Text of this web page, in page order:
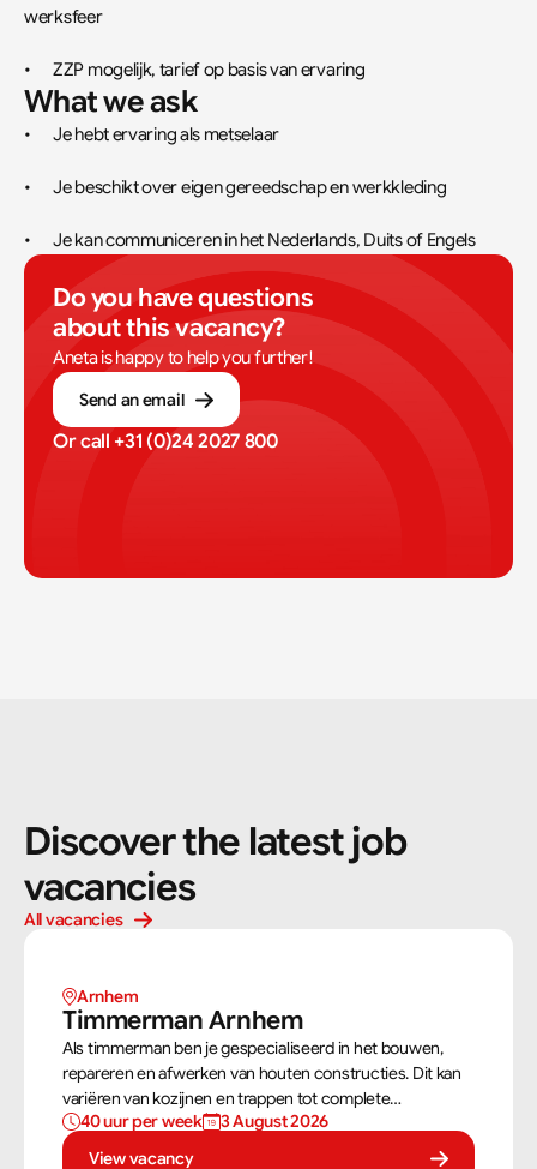
werksfeer
•	ZZP mogelijk, tarief op basis van ervaring
What we ask
•	Je hebt ervaring als metselaar
•	Je beschikt over eigen gereedschap en werkkleding
•	Je kan communiceren in het Nederlands, Duits of Engels
Do you have questions
about this vacancy?
Aneta is happy to help you further!
Send an email
Or call +31 (0)24 2027 800
Discover the latest job
vacancies
All vacancies
Arnhem
Timmerman Arnhem
Als timmerman ben je gespecialiseerd in het bouwen,
repareren en afwerken van houten constructies. Dit kan
variëren van kozijnen en trappen tot complete
dakconstructies en gevels. Aan de hand van
bouwtekeningen zorg jij ervoor dat een constructie zowel
40 uur per week
3 August 2026
View vacancy